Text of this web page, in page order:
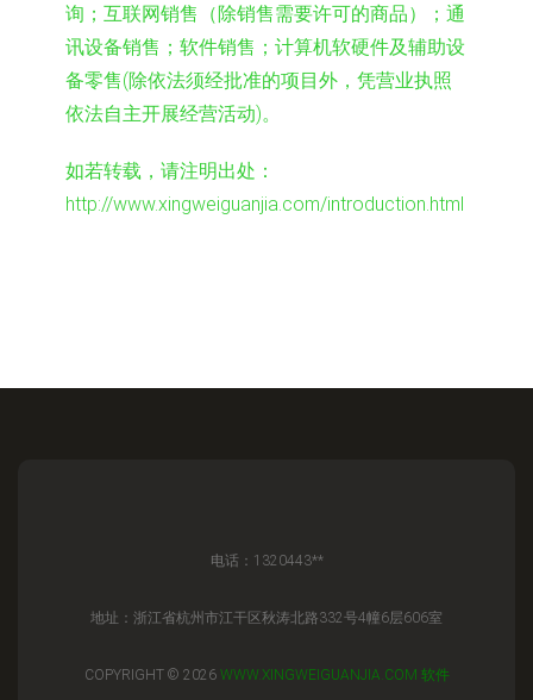
询；互联网销售（除销售需要许可的商品）；通
讯设备销售；软件销售；计算机软硬件及辅助设
备零售(除依法须经批准的项目外，凭营业执照
依法自主开展经营活动)。
如若转载，请注明出处：
http://www.xingweiguanjia.com/introduction.html
电话：1320443**
地址：浙江省杭州市江干区秋涛北路332号4幢6层606室
COPYRIGHT © 2026 WWW.XINGWEIGUANJIA.COM 软件